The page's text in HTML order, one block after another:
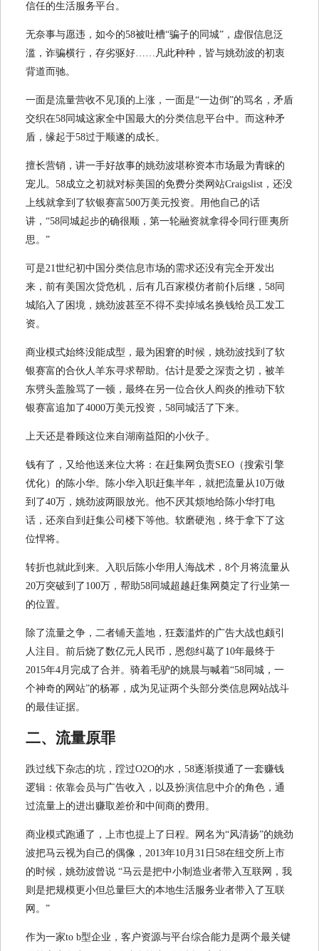
信任的生活服务平台。
无奈事与愿违，如今的58被吐槽“骗子的同城”，虚假信息泛
滥，诈骗横行，存劣驱好……凡此种种，皆与姚劲波的初衷
背道而驰。
一面是流量营收不见顶的上涨，一面是“一边倒”的骂名，矛盾
交织在58同城这家全中国最大的分类信息平台中。而这种矛
盾，缘起于58过于顺遂的成长。
擅长营销，讲一手好故事的姚劲波堪称资本市场最为青睐的
宠儿。58成立之初就对标美国的免费分类网站Craigslist，还没
上线就拿到了软银赛富500万美元投资。用他自己的话
讲，“58同城起步的确很顺，第一轮融资就拿得令同行匪夷所
思。”
可是21世纪初中国分类信息市场的需求还没有完全开发出
来，前有美国次贷危机，后有几百家模仿者前仆后继，58同
城陷入了困境，姚劲波甚至不得不卖掉域名换钱给员工发工
资。
商业模式始终没能成型，最为困窘的时候，姚劲波找到了软
银赛富的合伙人羊东寻求帮助。估计是爱之深责之切，被羊
东劈头盖脸骂了一顿，最终在另一位合伙人阎炎的推动下软
银赛富追加了4000万美元投资，58同城活了下来。
上天还是眷顾这位来自湖南益阳的小伙子。
钱有了，又给他送来位大将：在赶集网负责SEO（搜索引擎
优化）的陈小华。陈小华入职赶集半年，就把流量从10万做
到了40万，姚劲波两眼放光。他不厌其烦地给陈小华打电
话，还亲自到赶集公司楼下等他。软磨硬泡，终于拿下了这
位悍将。
转折也就此到来。入职后陈小华用人海战术，8个月将流量从
20万突破到了100万，帮助58同城超越赶集网奠定了行业第一
的位置。
除了流量之争，二者铺天盖地，狂轰滥炸的广告大战也颇引
人注目。前后烧了数亿元人民币，恩怨纠葛了10年最终于
2015年4月完成了合并。骑着毛驴的姚晨与喊着“58同城，一
个神奇的网站”的杨幂，成为见证两个头部分类信息网站战斗
的最佳证据。
二、 流量原罪
跌过线下杂志的坑，蹚过O2O的水，58逐渐摸通了一套赚钱
逻辑：依靠会员与广告收入，以及扮演信息中介的角色，通
过流量上的进出赚取差价和中间商的费用。
商业模式跑通了，上市也提上了日程。网名为“风清扬”的姚劲
波把马云视为自己的偶像，2013年10月31日58在纽交所上市
的时候，姚劲波曾说 “马云是把中小制造业者带入互联网，我
则是把规模更小但总量巨大的本地生活服务业者带入了互联
网。”
作为一家to b型企业，客户资源与平台综合能力是两个最关键